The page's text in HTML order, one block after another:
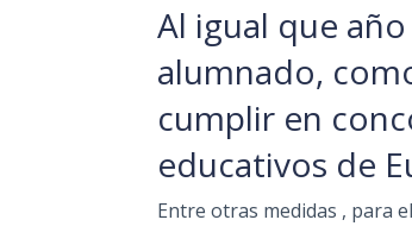
Al igual que
alumnado,
cumplir en
educativos de
Entre otras medidas , para